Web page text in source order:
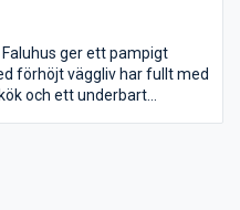
Faluhus ger ett pampigt
förhöjt väggliv har fullt med
och ett underbart